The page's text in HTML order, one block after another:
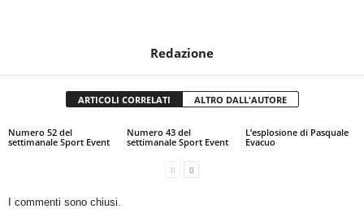
Redazione
ARTICOLI CORRELATI ALTRO DALL'AUTORE
Numero 52 del
settimanale Sport Event
Numero 43 del
settimanale Sport Event
L’esplosione di Pasquale
Evacuo
I commenti sono chiusi.